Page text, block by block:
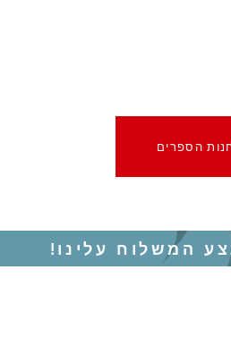
המשלוח עלינו!
הספרים